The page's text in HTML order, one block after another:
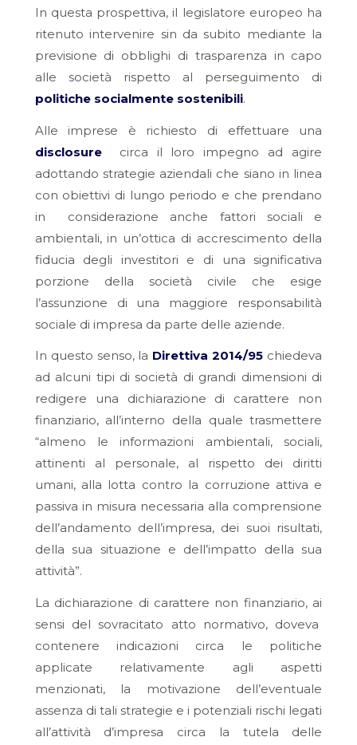
In questa prospettiva, il legislatore europeo ha
ritenuto intervenire sin da subito mediante la
previsione di obblighi di trasparenza in capo
alle società rispetto al perseguimento di
politiche socialmente sostenibili.
Alle imprese è richiesto di effettuare una
disclosure
circa il loro impegno ad agire
adottando strategie aziendali che siano in linea
con obiettivi di lungo periodo e che prendano
in considerazione anche fattori sociali e
ambientali, in un’ottica di accrescimento della
fiducia degli investitori e di una significativa
porzione della società civile che esige
l’assunzione di una maggiore responsabilità
sociale di impresa da parte delle aziende.
In questo senso, la Direttiva 2014/95 chiedeva
ad alcuni tipi di società di grandi dimensioni di
redigere una dichiarazione di carattere non
finanziario, all’interno della quale trasmettere
“almeno le informazioni ambientali, sociali,
attinenti al personale, al rispetto dei diritti
umani, alla lotta contro la corruzione attiva e
passiva in misura necessaria alla comprensione
dell’andamento dell’impresa, dei suoi risultati,
della sua situazione e dell’impatto della sua
attività”.
La dichiarazione di carattere non finanziario, ai
sensi del sovracitato atto normativo, doveva
contenere indicazioni circa le politiche
applicate relativamente agli aspetti
menzionati, la motivazione dell’eventuale
assenza di tali strategie e i potenziali rischi legati
all’attività d’impresa circa la tutela delle